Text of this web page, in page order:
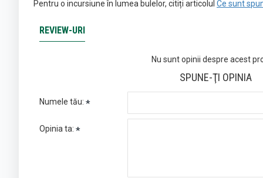
Pentru o incursiune în lumea bulelor, citiți articolul Ce sunt
REVIEW-URI
Nu sunt opinii despre acest
SPUNE-ŢI OPINIA
Numele tău:
Opinia ta: